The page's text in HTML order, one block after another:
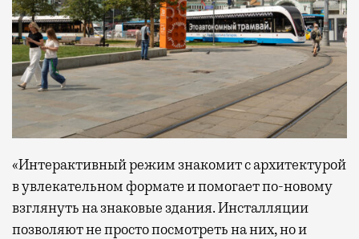
«Интерактивный режим знакомит с архитектурой
в увлекательном формате и помогает по-новому
взглянуть на знаковые здания. Инсталляции
позволяют не просто посмотреть на них, но и